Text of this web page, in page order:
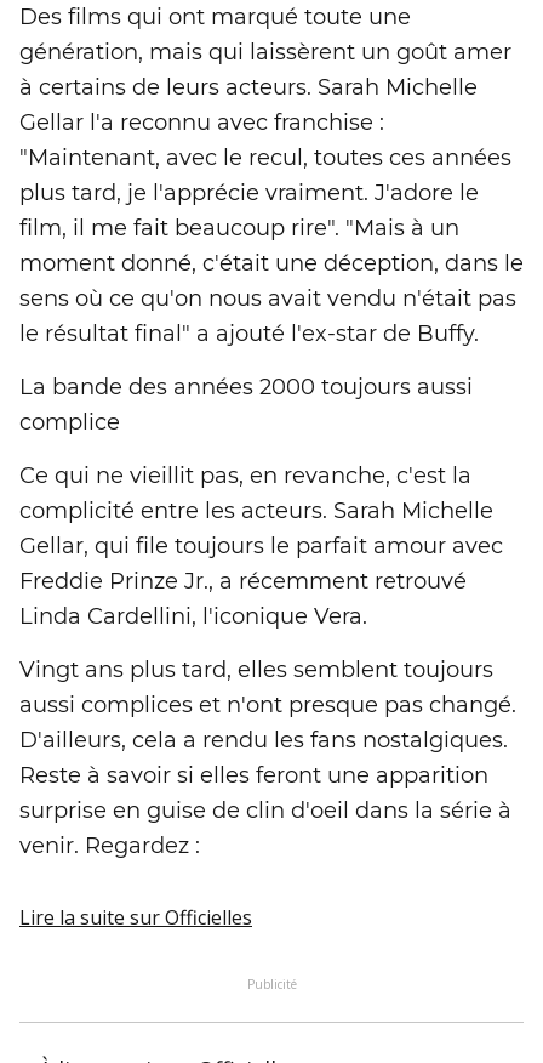
Des films qui ont marqué toute une
génération, mais qui laissèrent un goût amer
à certains de leurs acteurs. Sarah Michelle
Gellar l'a reconnu avec franchise :
"Maintenant, avec le recul, toutes ces années
plus tard, je l'apprécie vraiment. J'adore le
film, il me fait beaucoup rire". "Mais à un
moment donné, c'était une déception, dans le
sens où ce qu'on nous avait vendu n'était pas
le résultat final" a ajouté l'ex-star de Buffy.
La bande des années 2000 toujours aussi
complice
Ce qui ne vieillit pas, en revanche, c'est la
complicité entre les acteurs. Sarah Michelle
Gellar, qui file toujours le parfait amour avec
Freddie Prinze Jr., a récemment retrouvé
Linda Cardellini, l'iconique Vera.
Vingt ans plus tard, elles semblent toujours
aussi complices et n'ont presque pas changé.
D'ailleurs, cela a rendu les fans nostalgiques.
Reste à savoir si elles feront une apparition
surprise en guise de clin d'oeil dans la série à
venir. Regardez :
Lire la suite sur Officielles
Publicité